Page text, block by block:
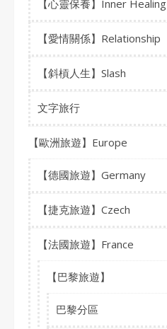
【心靈保養】Inner Healing
【愛情關係】Relationship
【斜槓人生】Slash
文字旅行
【歐洲旅遊】Europe
【德國旅遊】Germany
【捷克旅遊】Czech
【法國旅遊】France
【巴黎旅遊】
巴黎分區